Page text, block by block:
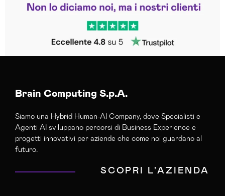
Trustpilot
Brain Computing S.p.A.
Siamo una Hybrid Human-AI Company, dove Specialisti e
Agenti AI sviluppano percorsi di Business Experience e
progetti innovativi per aziende che come noi guardano al
futuro.
SCOPRI L'AZIENDA